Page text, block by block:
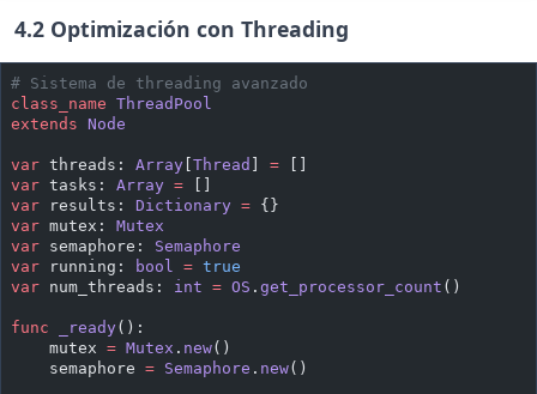
4.2 Optimización con Threading
# Sistema de threading avanzado
class_name ThreadPool
extends Node
var threads: Array Thread =
var tasks: Array =
var results: Dictionary = {}
var mutex: Mutex
var semaphore: Semaphore
var running: bool = true
var num_threads: int = OS . get_processor_count ()
func _ready():
    mutex
= Mutex . new()
    semaphore
= Semaphore . new()